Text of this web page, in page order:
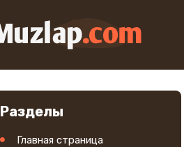
Разделы
Главная страница